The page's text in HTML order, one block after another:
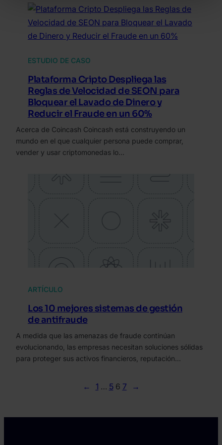
ESTUDIO DE CASO
Plataforma Cripto Despliega las
Reglas de Velocidad de SEON para
Bloquear el Lavado de Dinero y
Reducir el Fraude en un 60%
Acerca de Coincash Coincash está construyendo un
mundo en el que cualquier persona puede comprar,
vender y usar criptomonedas lo…
ARTÍCULO
Los 10 mejores sistemas de gestión
de antifraude
A medida que las amenazas de fraude continúan
evolucionando, las empresas necesitan soluciones sólidas
para proteger sus activos financieros, reputación…
← 1 … 5 6 7 →